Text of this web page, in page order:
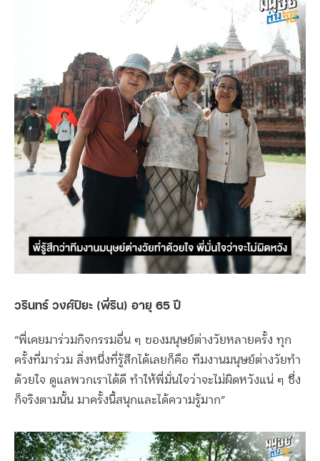
วรินทร์ วงศ์ปิยะ (พี่ริน) อายุ 65 ปี
“พี่เคยมาร่วมกิจกรรมอื่น ๆ ของมนุษย์ต่างวัยหลายครั้ง ทุก
ครั้งที่มาร่วม สิ่งหนึ่งที่รู้สึกได้เลยก็คือ ทีมงานมนุษย์ต่างวัยทำ
ด้วยใจ ดูแลพวกเราได้ดี ทำให้พี่มั่นใจว่าจะไม่ผิดหวังแน่ ๆ ซึ่ง
ก็จริงตามนั้น มาครั้งนี้สนุกและได้ความรู้มาก”